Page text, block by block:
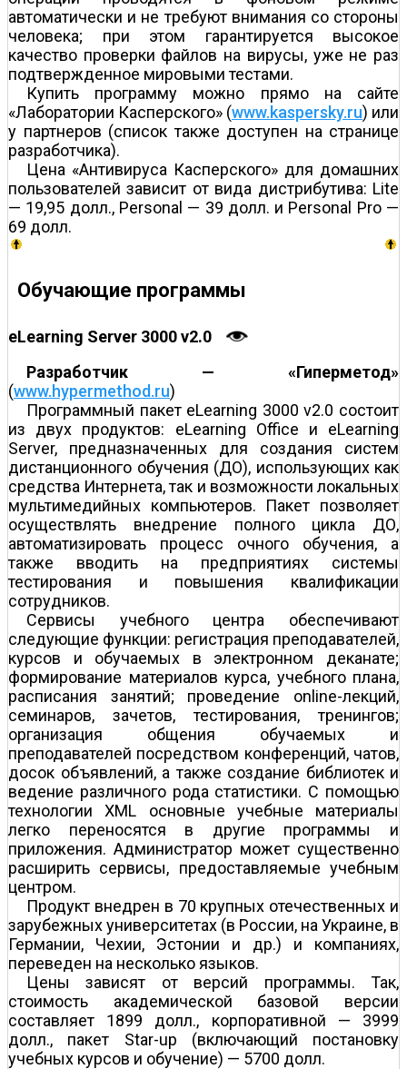
автоматически и не требуют внимания со стороны
человека; при этом гарантируется высокое
качество проверки файлов на вирусы, уже не раз
подтвержденное мировыми тестами.
Купить программу можно прямо на сайте
«Лаборатории Касперского» (www.kaspersky.ru) или
у партнеров (список также доступен на странице
разработчика).
Цена «Антивируса Касперского» для домашних
пользователей зависит от вида дистрибутива: Lite
— 19,95 долл., Personal — 39 долл. и Personal Pro —
69 долл.
Обучающие программы
eLearning Server 3000 v2.0
Разработчик — «Гиперметод»
(www.hypermethod.ru)
Программный пакет eLearning 3000 v2.0 состоит
из двух продуктов: eLearning Office и eLearning
Server, предназначенных для создания систем
дистанционного обучения (ДО), использующих как
средства Интернета, так и возможности локальных
мультимедийных компьютеров. Пакет позволяет
осуществлять внедрение полного цикла ДО,
автоматизировать процесс очного обучения, а
также вводить на предприятиях системы
тестирования и повышения квалификации
сотрудников.
Сервисы учебного центра обеспечивают
следующие функции: регистрация преподавателей,
курсов и обучаемых в электронном деканате;
формирование материалов курса, учебного плана,
расписания занятий; проведение online-лекций,
семинаров, зачетов, тестирования, тренингов;
организация общения обучаемых и
преподавателей посредством конференций, чатов,
досок объявлений, а также создание библиотек и
ведение различного рода статистики. С помощью
технологии XML основные учебные материалы
легко переносятся в другие программы и
приложения. Администратор может существенно
расширить сервисы, предоставляемые учебным
центром.
Продукт внедрен в 70 крупных отечественных и
зарубежных университетах (в России, на Украине, в
Германии, Чехии, Эстонии и др.) и компаниях,
переведен на несколько языков.
Цены зависят от версий программы. Так,
стоимость академической базовой версии
составляет 1899 долл., корпоративной — 3999
долл., пакет Star-up (включающий постановку
учебных курсов и обучение) — 5700 долл.